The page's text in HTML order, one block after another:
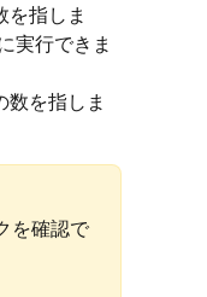
指しま
実行できま
を指しま
を確認で